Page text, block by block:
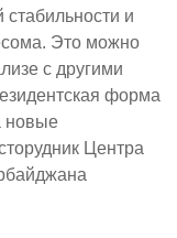
и
Это можно
с другими
форма
новые
Центра